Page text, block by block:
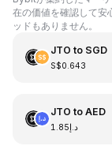
在の価値を確認して安
ッドもありません。
JTO to SGD
S$0.643
JTO to AED
د.إ1.85